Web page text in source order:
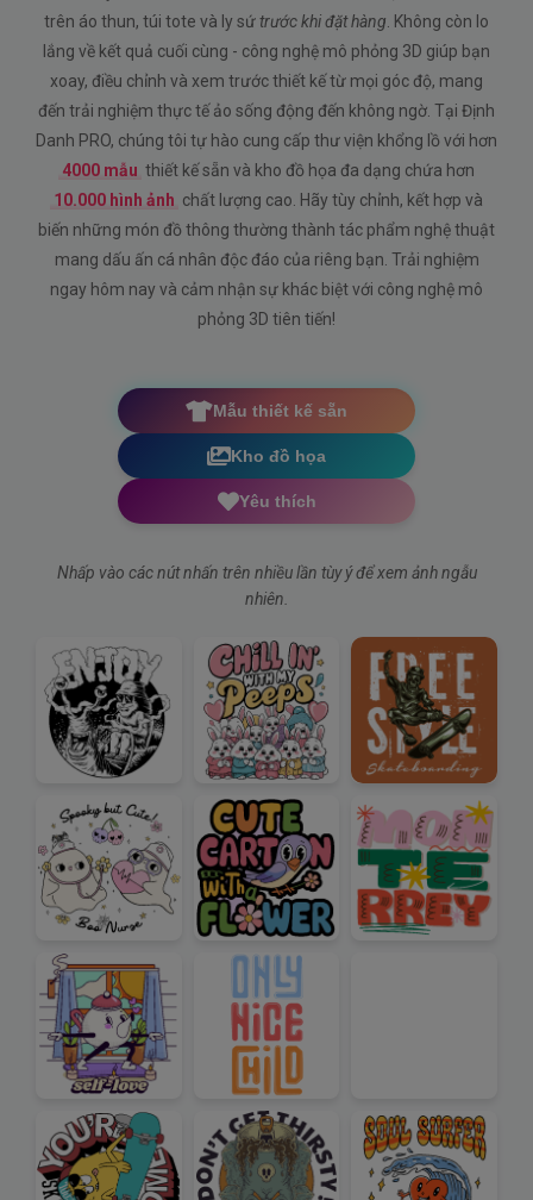
trên áo thun, túi tote và ly sứtrước khi đặt hàng . Không còn lo
lắng về kết quả cuối cùng - công nghệ mô phỏng 3D giúp bạn
xoay, điều chỉnh và xem trước thiết kế từ mọi góc độ, mang
đến trải nghiệm thực tế ảo sống động đến không ngờ. Tại Định
Danh PRO, chúng tôi tự hào cung cấp thư viện khổng lồ với hơn
4000 mẫu thiết kế sẵn và kho đồ họa đa dạng chứa hơn
10.000 hình ảnh chất lượng cao. Hãy tùy chỉnh, kết hợp và
biến những món đồ thông thường thành tác phẩm nghệ thuật
mang dấu ấn cá nhân độc đáo của riêng bạn. Trải nghiệm
ngay hôm nay và cảm nhận sự khác biệt với công nghệ mô
phỏng 3D tiên tiến!
Mẫu thiết kế sẵn
Kho đồ họa
Yêu thích
Nhấp vào các nút nhấn trên nhiều lần tùy ý để xem ảnh ngẫu
nhiên.